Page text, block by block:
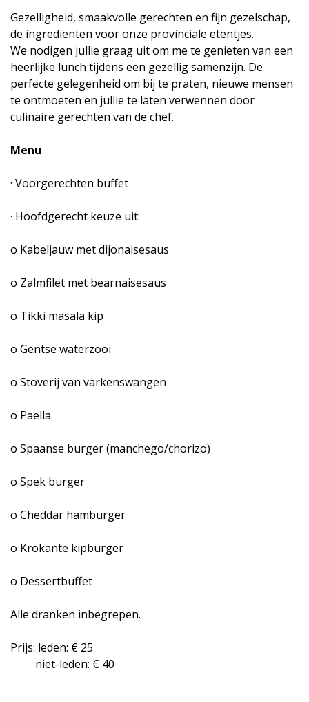
Gezelligheid, smaakvolle gerechten en fijn gezelschap,
de ingrediënten voor onze provinciale etentjes.
We nodigen jullie graag uit om me te genieten van een
heerlijke lunch tijdens een gezellig samenzijn. De
perfecte gelegenheid om bij te praten, nieuwe mensen
te ontmoeten en jullie te laten verwennen door
culinaire gerechten van de chef.
Menu
· Voorgerechten buffet
· Hoofdgerecht keuze uit:
o Kabeljauw met dijonaisesaus
o Zalmfilet met bearnaisesaus
o Tikki masala kip
o Gentse waterzooi
o Stoverij van varkenswangen
o Paella
o Spaanse burger (manchego/chorizo)
o Spek burger
o Cheddar hamburger
o Krokante kipburger
o Dessertbuffet
Alle dranken inbegrepen.
Prijs: leden: € 25
niet-leden: € 40